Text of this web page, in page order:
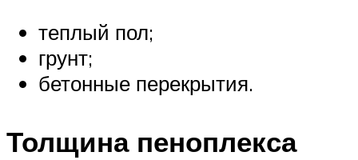
теплый пол;
грунт;
бетонные перекрытия.
Толщина пеноплекса